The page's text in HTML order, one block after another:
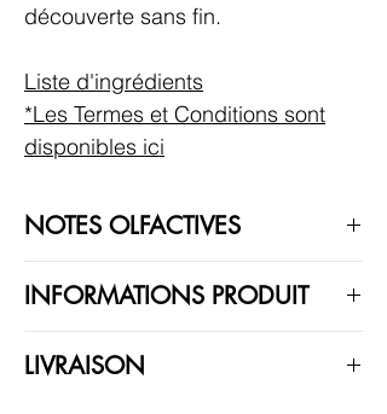
découverte sans fin.
Liste d'ingrédients
*Les Termes et Conditions sont
disponibles ici
NOTES OLFACTIVES
Fougère.
NOTES DE TÊTE
Petitgrain, Sauge Sclarée
INFORMATIONS PRODUIT
premières naturelles.
LIVRAISON